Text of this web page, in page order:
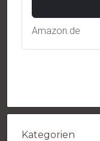
Amazon.de
Kategorien